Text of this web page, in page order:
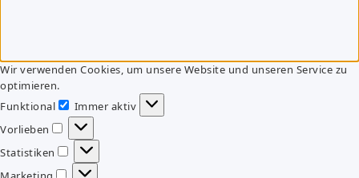
Wir verwenden Cookies, um unsere Website und unseren Service zu
optimieren.
Funktional
Funktional
Immer aktiv
Vorlieben
Vorlieben
Statistiken
Statistiken